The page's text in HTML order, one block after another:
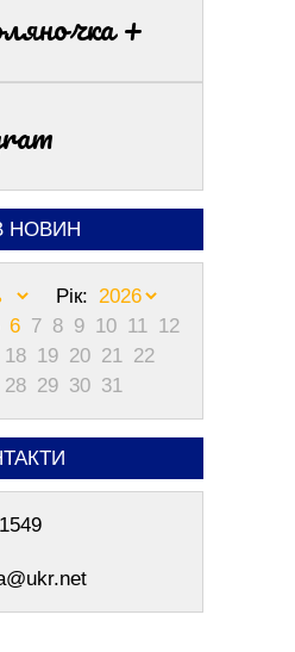
+
НОВИН
Рік:
6 7 8 9 10 11 12
18 19 20 21 22
28 29 30 31